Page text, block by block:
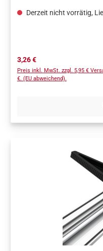
Derzeit nicht vorrätig,
Regulärer Preis:
3,26 €
Preis inkl. MwSt. zzgl. 5,95 €
€. (EU abweichend).